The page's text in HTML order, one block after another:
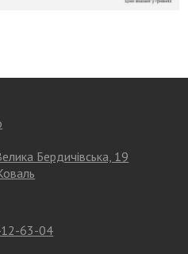
Бердичівська, 19
63-04